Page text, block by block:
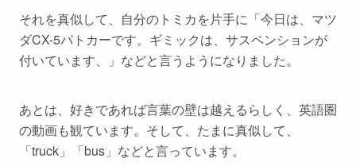
それを真似して、自分のトミカを片手に「今日は、マツ
ダCX-5パトカーです。ギミックは、サスペンションが
付いています、」などと言うようになりました。
あとは、好きであれば言葉の壁は越えるらしく、英語圏
の動画も観ています。そして、たまに真似して、
「truck」「bus」などと言っています。